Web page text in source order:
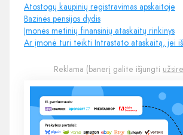
Atostogų kaupinių registravimas apskaitoje
Bazinės pensijos dydis
Įmonės metinių finansinių ataskaitų rinkinys
Reklama (banerį galite išjungti